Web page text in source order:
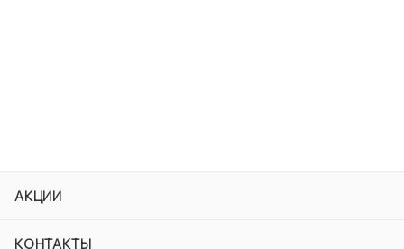
АКЦИИ
КОНТАКТЫ